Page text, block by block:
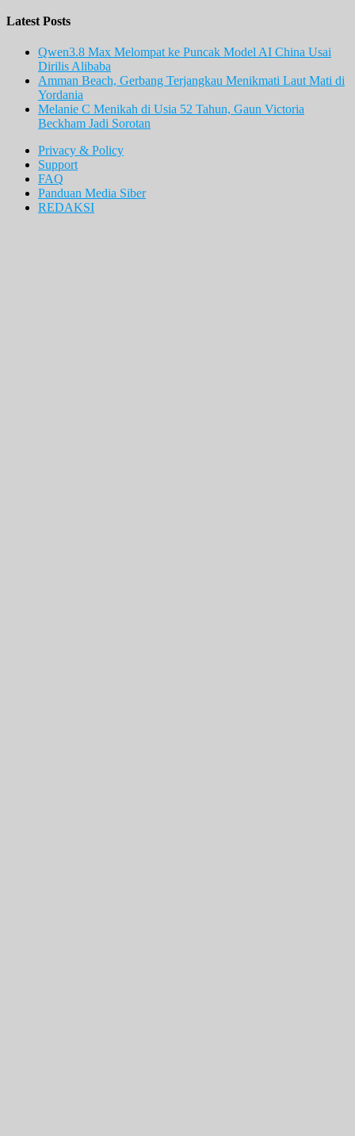
Latest Posts
Qwen3.8 Max Melompat ke Puncak Model AI China Usai
Dirilis Alibaba
Amman Beach, Gerbang Terjangkau Menikmati Laut Mati di
Yordania
Melanie C Menikah di Usia 52 Tahun, Gaun Victoria
Beckham Jadi Sorotan
Privacy & Policy
Support
FAQ
Panduan Media Siber
REDAKSI